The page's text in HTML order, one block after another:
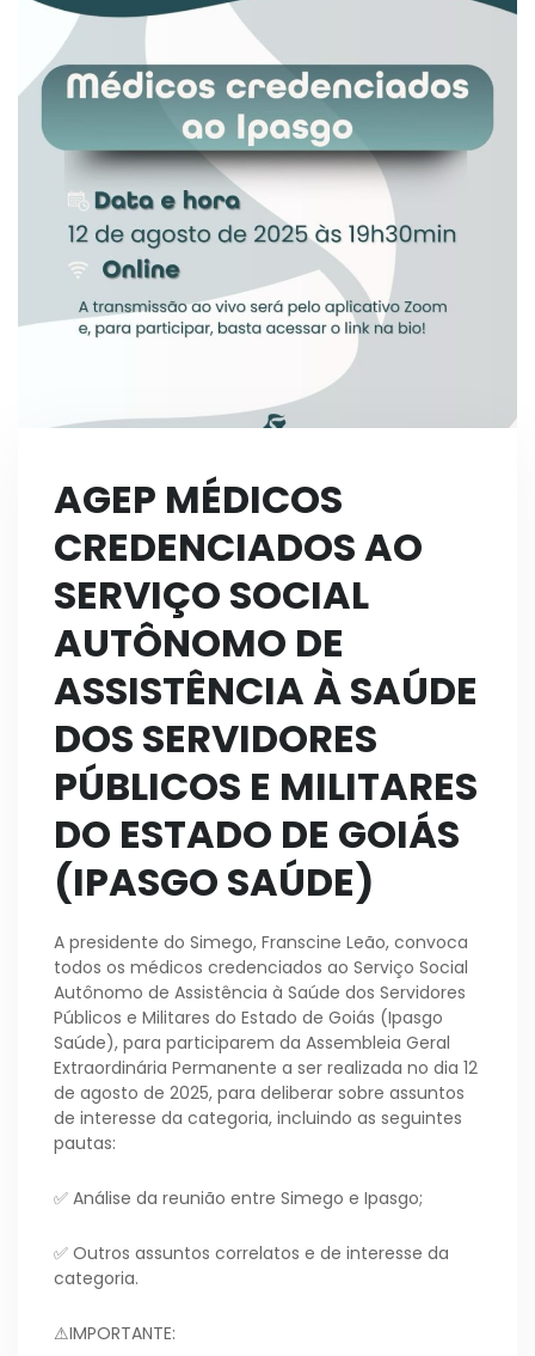
AGEP MÉDICOS
CREDENCIADOS AO
SERVIÇO SOCIAL
AUTÔNOMO DE
ASSISTÊNCIA À SAÚDE
DOS SERVIDORES
PÚBLICOS E MILITARES
DO ESTADO DE GOIÁS
(IPASGO SAÚDE)
A presidente do Simego, Franscine Leão, convoca
todos os médicos credenciados ao Serviço Social
Autônomo de Assistência à Saúde dos Servidores
Públicos e Militares do Estado de Goiás (Ipasgo
Saúde), para participarem da Assembleia Geral
Extraordinária Permanente a ser realizada no dia 12
de agosto de 2025, para deliberar sobre assuntos
de interesse da categoria, incluindo as seguintes
pautas:
✅ Análise da reunião entre Simego e Ipasgo;
✅ Outros assuntos correlatos e de interesse da
categoria.
⚠IMPORTANTE: